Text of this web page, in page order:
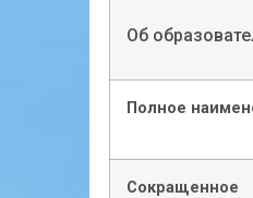
Об
Полное
Сокращенное